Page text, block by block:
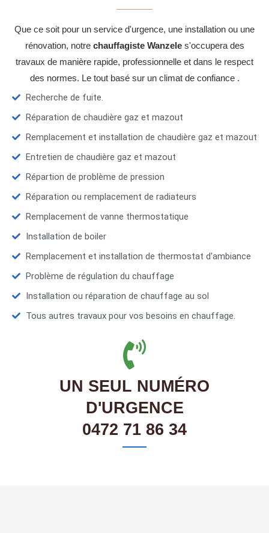
Que ce soit pour un service d'urgence, une installation ou une
rénovation, notre chauffagiste Wanzeles'occupera des
travaux de manière rapide, professionnelle et dans le respect
des normes. Le tout basé sur un climat de confiance .
Recherche de fuite.
Réparation de chaudière gaz et mazout
Remplacement et installation de chaudière gaz et mazout
Entretien de chaudière gaz et mazout
Répartion de problème de pression
Réparation ou remplacement de radiateurs
Remplacement de vanne thermostatique
Installation de boiler
Remplacement et installation de thermostat d'ambiance
Problème de régulation du chauffage
Installation ou réparation de chauffage au sol
Tous autres travaux pour vos besoins en chauffage.
UN SEUL NUMÉRO
D'URGENCE
0472 71 86 34